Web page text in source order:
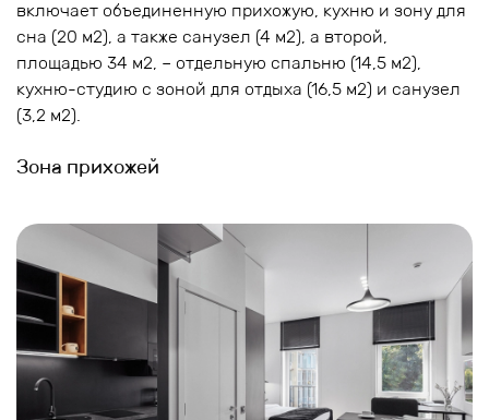
включает объединенную прихожую, кухню и зону для
сна (20 м2), а также санузел (4 м2), а второй,
площадью 34 м2, – отдельную спальню (14,5 м2),
кухню-студию с зоной для отдыха (16,5 м2) и санузел
(3,2 м2).
Зона прихожей